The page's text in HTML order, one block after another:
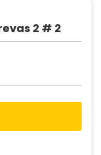
2 # 2